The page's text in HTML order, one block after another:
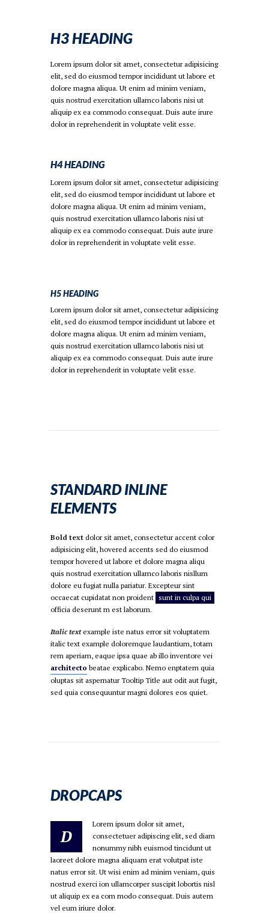
H3 HEADING
Lorem ipsum dolor sit amet, consectetur adipisicing
elit, sed do eiusmod tempor incididunt ut labore et
dolore magna aliqua. Ut enim ad minim veniam,
quis nostrud exercitation ullamco laboris nisi ut
aliquip ex ea commodo consequat. Duis aute irure
dolor in reprehenderit in voluptate velit esse.
H4 HEADING
Lorem ipsum dolor sit amet, consectetur adipisicing
elit, sed do eiusmod tempor incididunt ut labore et
dolore magna aliqua. Ut enim ad minim veniam,
quis nostrud exercitation ullamco laboris nisi ut
aliquip ex ea commodo consequat. Duis aute irure
dolor in reprehenderit in voluptate velit esse.
H5 HEADING
Lorem ipsum dolor sit amet, consectetur adipisicing
elit, sed do eiusmod tempor incididunt ut labore et
dolore magna aliqua. Ut enim ad minim veniam,
quis nostrud exercitation ullamco laboris nisi ut
aliquip ex ea commodo consequat. Duis aute irure
dolor in reprehenderit in voluptate velit esse.
STANDARD INLINE
ELEMENTS
Bold text dolor sit amet, consectetur accent color
adipisicing elit, hovered accents sed do eiusmod
tempor hovered ut labore et dolore magna aliqu
quis nostrud exercitation ullamco laboris nisllum
dolore eu fugiat nulla pariatur. Excepteur sint
occaecat cupidatat non proident sunt in culpa qui
officia deserunt m est laborum.
Italic textexample iste natus error sit voluptatem
italic text example doloremque laudantium, totam
rem aperiam, eaque ipsa quae ab illo inventore vei
architecto beatae explicabo. Nemo enptatem quia
oluptas sit aspernatur Tooltip Title aut odit aut fugit,
sed quia consequuntur magni dolores eos quiet.
DROPCAPS
D
Lorem ipsum dolor sit amet,
consectetuer adipiscing elit, sed diam
nonummy nibh euismod tincidunt ut
laoreet dolore magna aliquam erat volutpat iste
natus error sit. Ut wisi enim ad minim veniam, quis
nostrud exerci ion ullamcorper suscipit lobortis nisl
ut aliquip ex ea com modo consequat. Duis autem
vel eum iriure dolor.